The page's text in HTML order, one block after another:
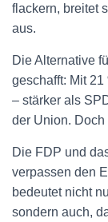
flackern, breitet
aus.
Die Alternative
geschafft: Mit 21
– stärker als
der Union. Doch
Die FDP und
verpassen den
bedeutet nicht
sondern auch,